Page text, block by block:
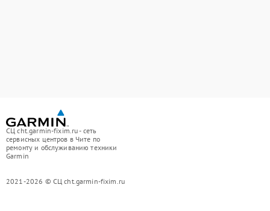
СЦ cht.garmin-fixim.ru - сеть
сервисных центров в Чите по
ремонту и обслуживанию техники
Garmin
2021-2026 © СЦ cht.garmin-fixim.ru